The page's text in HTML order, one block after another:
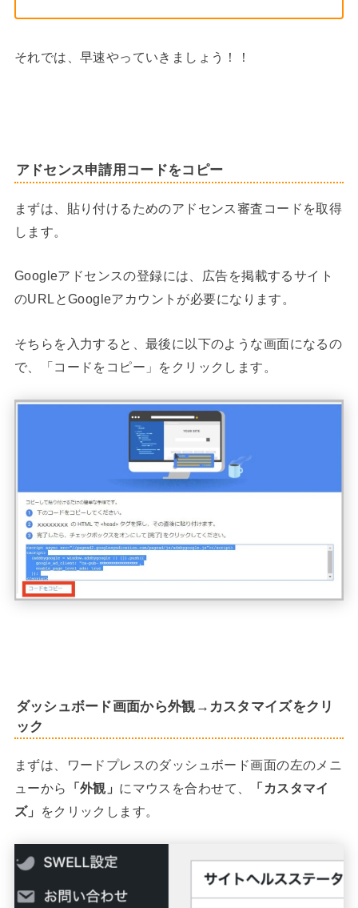
それでは、早速やっていきましょう！！
アドセンス申請用コードをコピー
まずは、貼り付けるためのアドセンス審査コードを取得
します。
Googleアドセンスの登録には、広告を掲載するサイト
のURLとGoogleアカウントが必要になります。
そちらを入力すると、最後に以下のような画面になるの
で、「コードをコピー」をクリックします。
ダッシュボード画面から外観→カスタマイズをクリ
ック
まずは、ワードプレスのダッシュボード画面の左のメニ
ューから
「外観」 にマウスを合わせて、
「カスタマイ
ズ」
をクリックします。